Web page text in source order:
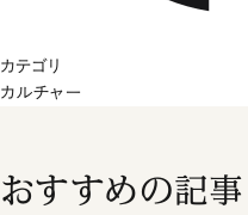
カテゴリ
カルチャー
おすすめの記事